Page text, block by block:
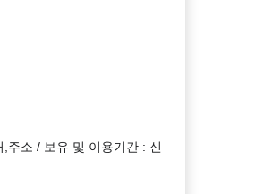
주소 / 보유 및 이용기간 : 신